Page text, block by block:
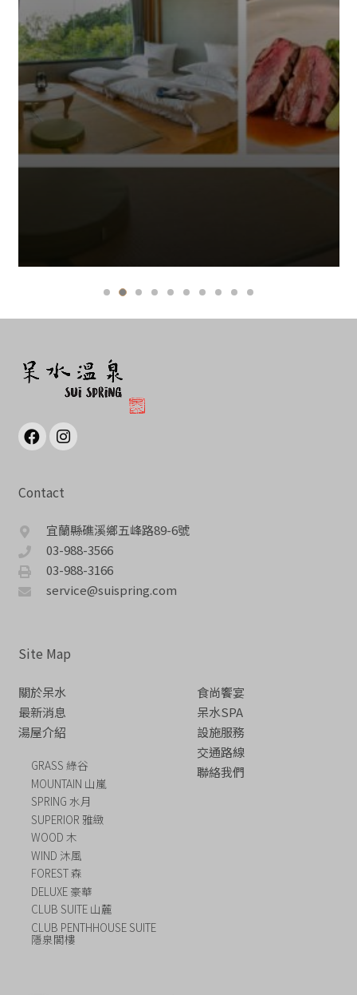
Contact
宜蘭縣礁溪鄉五峰路89-6號
03-988-3566
03-988-3166
service@suispring.com
Site Map
關於呆水
最新消息
湯屋介紹
GRASS 綠谷
MOUNTAIN 山嵐
SPRING 水月
SUPERIOR 雅緻
WOOD 木
WIND 沐風
FOREST 森
DELUXE 豪華
CLUB SUITE 山麓
CLUB PENTHHOUSE SUITE
隱泉閣樓
食尚饗宴
呆水SPA
設施服務
交通路線
聯絡我們